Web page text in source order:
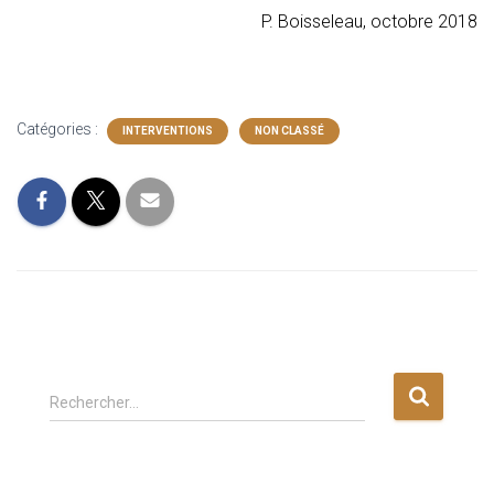
P. Boisseleau, octobre 2018
Catégories : INTERVENTIONS NON CLASSÉ
R
e
Rechercher…